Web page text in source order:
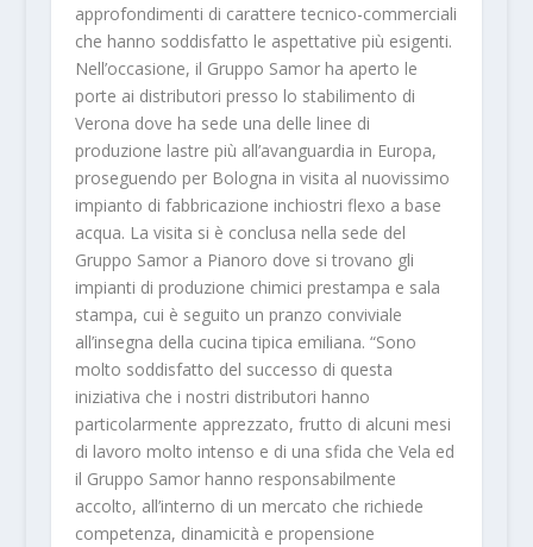
approfondimenti di carattere tecnico-commerciali
che hanno soddisfatto le aspettative più esigenti.
Nell’occasione, il Gruppo Samor ha aperto le
porte ai distributori presso lo stabilimento di
Verona dove ha sede una delle linee di
produzione lastre più all’avanguardia in Europa,
proseguendo per Bologna in visita al nuovissimo
impianto di fabbricazione inchiostri flexo a base
acqua. La visita si è conclusa nella sede del
Gruppo Samor a Pianoro dove si trovano gli
impianti di produzione chimici prestampa e sala
stampa, cui è seguito un pranzo conviviale
all’insegna della cucina tipica emiliana. “Sono
molto soddisfatto del successo di questa
iniziativa che i nostri distributori hanno
particolarmente apprezzato, frutto di alcuni mesi
di lavoro molto intenso e di una sfida che Vela ed
il Gruppo Samor hanno responsabilmente
accolto, all’interno di un mercato che richiede
competenza, dinamicità e propensione